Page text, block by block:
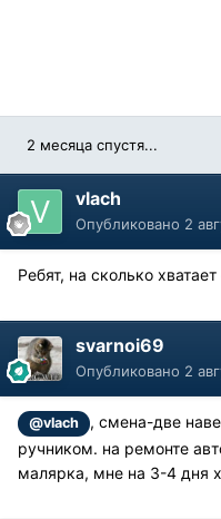
2 месяца спустя...
vlach
Опубликовано 2
Ребят, на сколько
svarnoi69
Опубликовано 2
@vlach
, смена-две
ручником. на ремонте
малярка, мне на 3-4 дня